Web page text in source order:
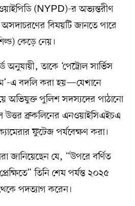
(NYPD)-র অভ্যন্তরীণ
বিষয়টি জানতে পারে
কেড়ে নেয়।
অনুযায়ী, তাকে ‘পেট্রোল সার্ভিস
এ বদলি করা হয়—যেখানে
অভিযুক্ত পুলিশ সদস্যদের পাঠানো
উত্তর ব্রুকলিনের এনওয়াইসিএইচএ
ফুটেজ পর্যবেক্ষণ করা।
জানিয়েছেন যে, “উপরে বর্ণিত
তিনি শেষ পর্যন্ত ২০২৫
পদত্যাগ করেন।